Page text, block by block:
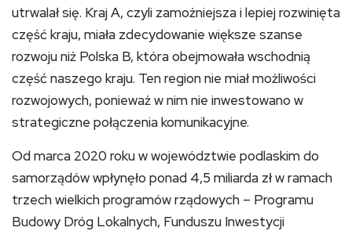
utrwalał się. Kraj A, czyli zamożniejsza i lepiej rozwinięta
część kraju, miała zdecydowanie większe szanse
rozwoju niż Polska B, która obejmowała wschodnią
część naszego kraju. Ten region nie miał możliwości
rozwojowych, ponieważ w nim nie inwestowano w
strategiczne połączenia komunikacyjne.
Od marca 2020 roku w województwie podlaskim do
samorządów wpłynęło ponad 4,5 miliarda zł w ramach
trzech wielkich programów rządowych – Programu
Budowy Dróg Lokalnych, Funduszu Inwestycji